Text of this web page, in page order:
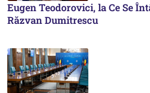
Eugen Teodorovici, la Ce Se
Răzvan Dumitrescu